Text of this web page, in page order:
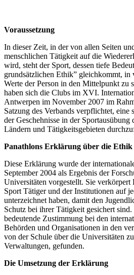
Voraussetzung
In dieser Zeit, in der von allen Seiten
menschlichen Tätigkeit auf die
wird, steht der Sport, dessen tiefe
grundsätzlichen Ethik” gleichkommt, in
Werte der Person in den Mittelpunkt zu
haben sich die Clubs im XVI.
Antwerpen im November 2007 im
Satzung des Verbands verpflichtet, eine
der Geschehnisse in der
Ländern und Tätigkeitsgebieten
Panathlons Erklärung über die Ethik
Diese Erklärung wurde der
September 2004 als Ergebnis der
Universitäten vorgestellt. Sie verkörpert
Sport Tätiger und der Institutionen auf
unterzeichnet haben, damit den
Schutz bei ihrer Tätigkeit gesichert
bedeutende Zustimmung bei den
Behörden und Organisationen in den
von der Schule über die Universitäten
Verwaltungen, gefunden.
Die Umsetzung der Erklärung